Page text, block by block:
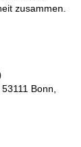
zusammen.
Bonn,